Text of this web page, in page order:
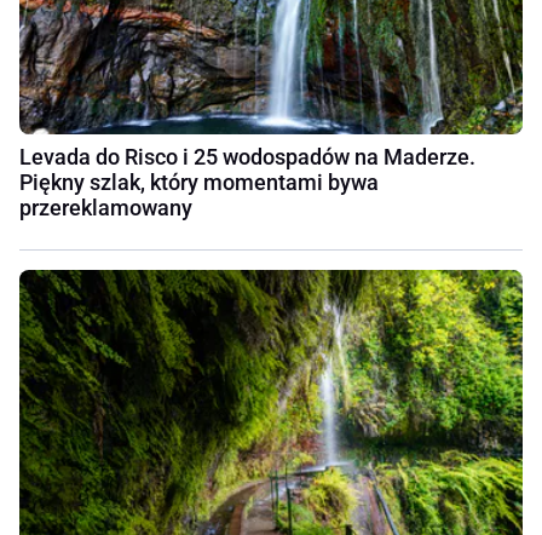
Levada do Risco i 25 wodospadów na Maderze.
Piękny szlak, który momentami bywa
przereklamowany